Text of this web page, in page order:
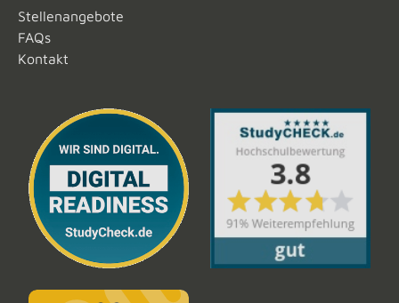
Stellenangebote
FAQs
Kontakt